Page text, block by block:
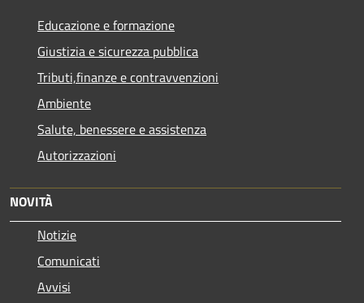
Educazione e formazione
Giustizia e sicurezza pubblica
Tributi,finanze e contravvenzioni
Ambiente
Salute, benessere e assistenza
Autorizzazioni
NOVITÀ
Notizie
Comunicati
Avvisi